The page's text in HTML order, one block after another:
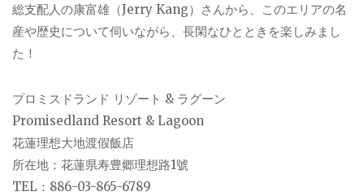
総支配人の康富雄（Jerry Kang）さんから、このエリアの名
産や歴史について伺いながら、長閑なひとときを楽しみまし
た！
プロミスドランド リゾート & ラグーン
Promisedland Resort & Lagoon
花蓮理想大地渡假飯店
所在地：花蓮県寿豊郷理想路1號
TEL：886-03-865-6789